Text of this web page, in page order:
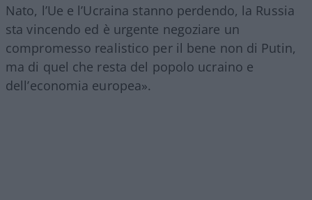
Nato, l’Ue e l’Ucraina stanno perdendo, la Russia
sta vincendo ed è urgente negoziare un
compromesso realistico per il bene non di Putin,
ma di quel che resta del popolo ucraino e
dell’economia europea».